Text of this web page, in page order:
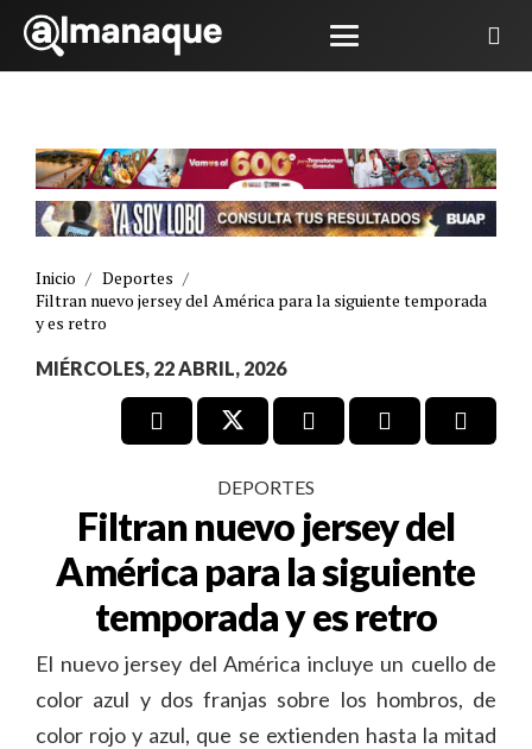
Inicio / Deportes /
Filtran nuevo jersey del América para la siguiente temporada
y es retro
MIÉRCOLES, 22 ABRIL, 2026
DEPORTES
Filtran nuevo jersey del
América para la siguiente
temporada y es retro
El nuevo jersey del América incluye un cuello de
color azul y dos franjas sobre los hombros, de
color rojo y azul, que se extienden hasta la mitad